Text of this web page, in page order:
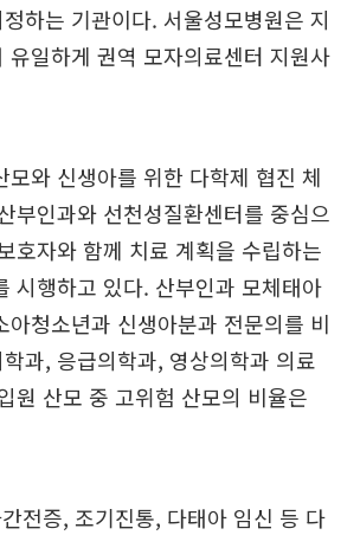
하는 기관이다. 서울성모병원은 지
유일하게 권역 모자의료센터 지원사
모와 신생아를 위한 다학제 협진 체
부인과와 선천성질환센터를 중심으
호자와 함께 치료 계획을 수립하는
시행하고 있다. 산부인과 모체태아
아청소년과 신생아분과 전문의를 비
과, 응급의학과, 영상의학과 의료
원 산모 중 고위험 산모의 비율은
전증, 조기진통, 다태아 임신 등 다